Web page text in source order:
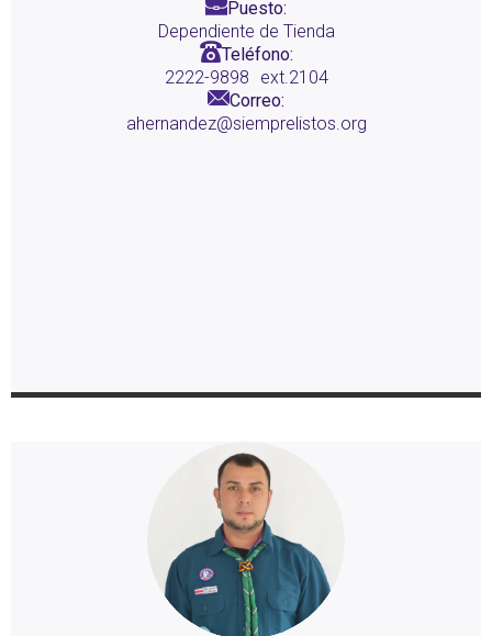
Puesto:
Dependiente de Tienda
Teléfono:
2222-9898
ext.2104
Correo:
ahernandez@siemprelistos.org